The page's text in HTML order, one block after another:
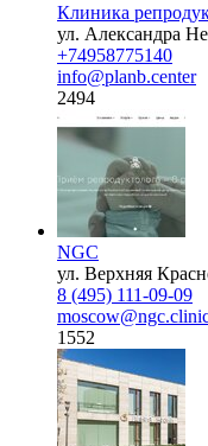
Клиника
ул. Александра
+74958775140
info@planb.center
2494
NGC
ул. Верхняя
8 (495) 111-09-09
1552